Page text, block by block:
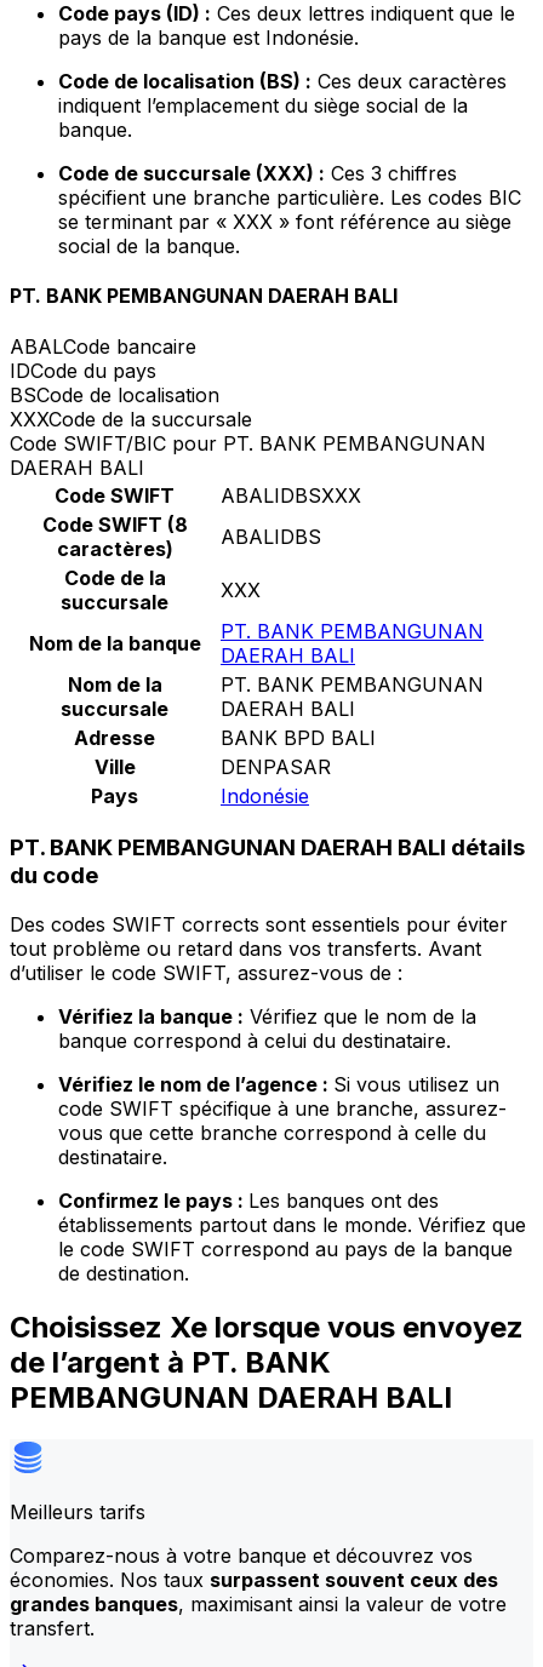
Code pays (ID) : Ces deux lettres indiquent que le
pays de la banque est Indonésie.
Code de localisation (BS) : Ces deux caractères
indiquent l’emplacement du siège social de la
banque.
Code de succursale (XXX) : Ces 3 chiffres
spécifient une branche particulière. Les codes BIC
se terminant par « XXX » font référence au siège
social de la banque.
PT. BANK PEMBANGUNAN DAERAH BALI
ABALCode bancaire
IDCode du pays
BSCode de localisation
XXXCode de la succursale
Code SWIFT/BIC pour PT. BANK PEMBANGUNAN
DAERAH BALI
Code SWIFT
ABALIDBSXXX
Code SWIFT (8
caractères)
ABALIDBS
Code de la
succursale
XXX
Nom de la banque
PT. BANK PEMBANGUNAN
DAERAH BALI
Nom de la
succursale
PT. BANK PEMBANGUNAN
DAERAH BALI
Adresse
BANK BPD BALI
Ville
DENPASAR
Pays
Indonésie
PT. BANK PEMBANGUNAN DAERAH BALI détails
du code
Des codes SWIFT corrects sont essentiels pour éviter
tout problème ou retard dans vos transferts. Avant
d’utiliser le code SWIFT, assurez-vous de :
Vérifiez la banque : Vérifiez que le nom de la
banque correspond à celui du destinataire.
Vérifiez le nom de l’agence : Si vous utilisez un
code SWIFT spécifique à une branche, assurez-
vous que cette branche correspond à celle du
destinataire.
Confirmez le pays : Les banques ont des
établissements partout dans le monde. Vérifiez que
le code SWIFT correspond au pays de la banque
de destination.
Choisissez Xe lorsque vous envoyez
de l’argent à PT. BANK
PEMBANGUNAN DAERAH BALI
Meilleurs tarifs
Comparez-nous à votre banque et découvrez vos
économies. Nos taux surpassent souvent ceux des
grandes banques, maximisant ainsi la valeur de votre
transfert.